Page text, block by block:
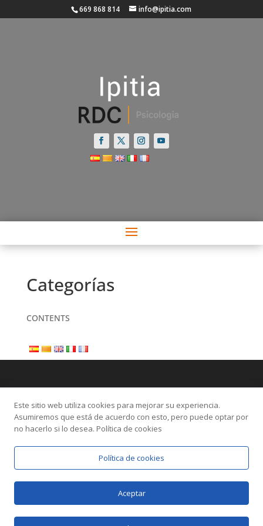
669 868 814 info@ipitia.com
Categorías
CONTENTS
Elegant Themes
Este sitio web utiliza cookies para mejorar su experiencia.
Asumiremos que está de acuerdo con esto, pero puede optar por
no hacerlo si lo desea. Política de cookies
Política de cookies
Aceptar